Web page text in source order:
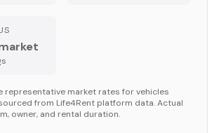
s
representative market rates forvehicles
from Life4Rent platform data. Actual
owner, and rental duration.